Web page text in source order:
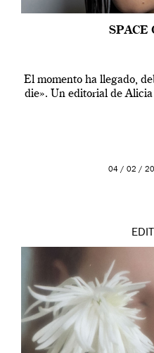
SPACE
El momento ha llegado,
die». Un editorial de
04 / 02 /